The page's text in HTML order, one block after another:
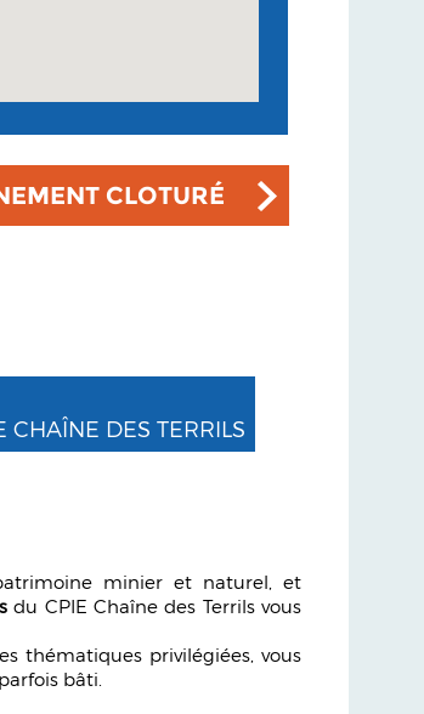
CLOTURÉ
CHAÎNE DES TERRILS
minier et naturel, et
du CPIE Chaîne des Terrils vous
thématiques privilégiées, vous
bâti.